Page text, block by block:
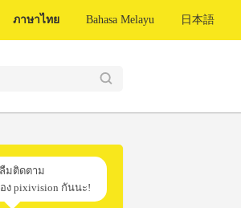
ภาษาไทย Bahasa Melayu 日本語
มติดตาม
ง pixivision กันนะ!